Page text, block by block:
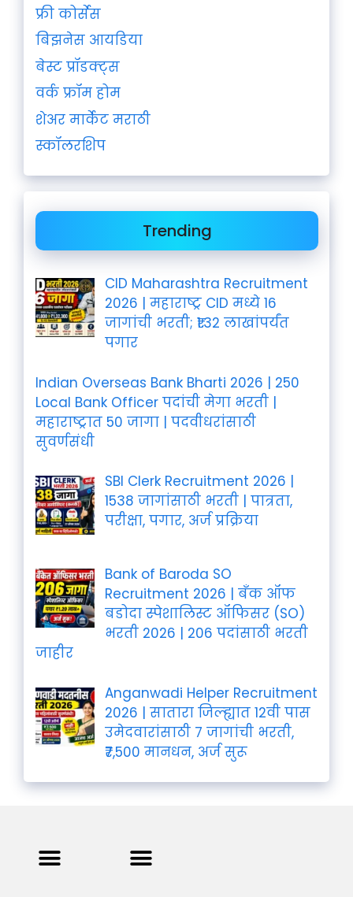
फ्री कोर्सेस
बिझनेस आयडिया
बेस्ट प्रॉडक्ट्स
वर्क फ्रॉम होम
शेअर मार्केट मराठी
स्कॉलरशिप
Trending
CID Maharashtra Recruitment
2026 | महाराष्ट्र CID मध्ये 16
जागांची भरती; ₹1.32 लाखांपर्यंत
पगार
Indian Overseas Bank Bharti 2026 | 250
Local Bank Officer पदांची मेगा भरती |
महाराष्ट्रात 50 जागा | पदवीधरांसाठी
सुवर्णसंधी
SBI Clerk Recruitment 2026 |
1538 जागांसाठी भरती | पात्रता,
परीक्षा, पगार, अर्ज प्रक्रिया
Bank of Baroda SO
Recruitment 2026 | बँक ऑफ
बडोदा स्पेशालिस्ट ऑफिसर (SO)
भरती 2026 | 206 पदांसाठी भरती
जाहीर
Anganwadi Helper Recruitment
2026 | सातारा जिल्ह्यात 12वी पास
उमेदवारांसाठी 7 जागांची भरती,
₹7,500 मानधन, अर्ज सुरू